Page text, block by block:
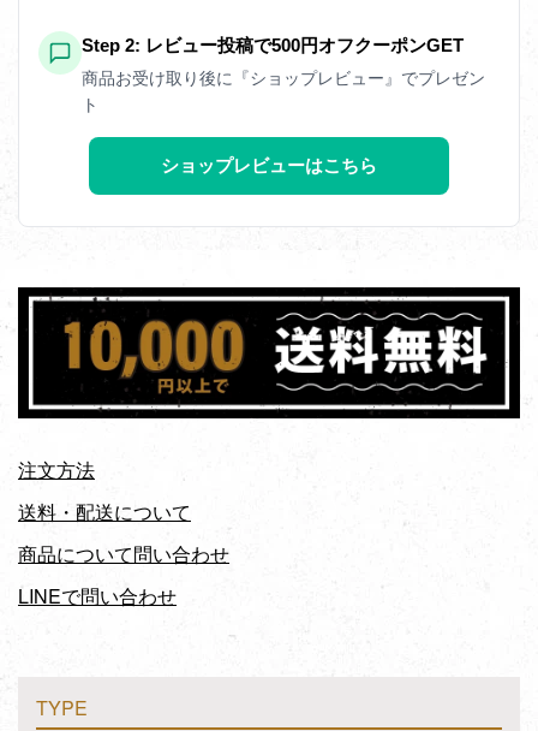
Step 2: レビュー投稿で500円オフクーポンGET
商品お受け取り後に『ショップレビュー』でプレゼン
ト
ショップレビューはこちら
注文方法
送料・配送について
商品について問い合わせ
LINEで問い合わせ
TYPE